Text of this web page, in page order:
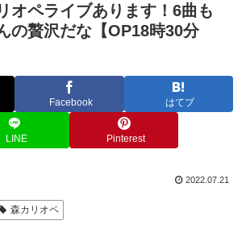
オペライブあります！6曲も
の贅沢だな【OP18時30分
Facebook はてブ
LINE Pinterest
2022.07.21
森カリオペ